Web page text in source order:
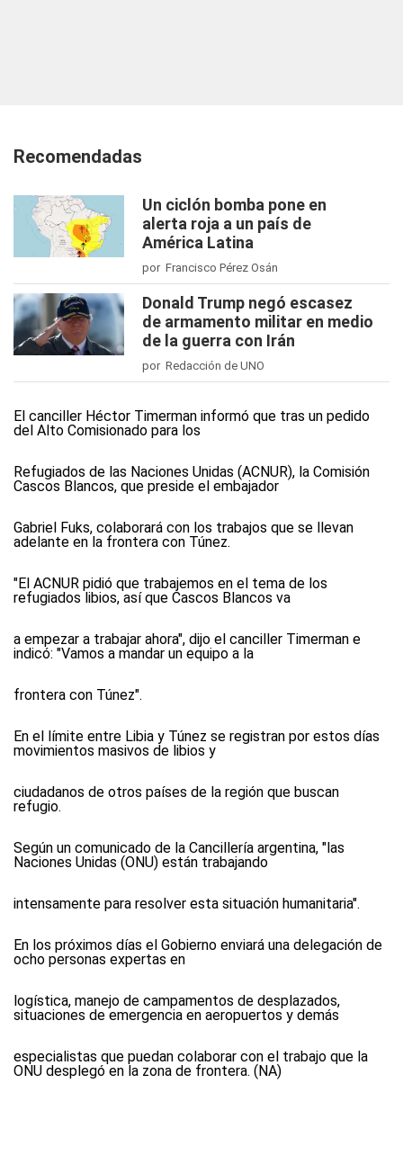
Recomendadas
Un ciclón bomba pone en
alerta roja a un país de
América Latina
por Francisco Pérez Osán
Donald Trump negó escasez
de armamento militar en medio
de la guerra con Irán
por Redacción de UNO
El canciller Héctor Timerman informó que tras un pedido
del Alto Comisionado para los
Refugiados de las Naciones Unidas (ACNUR), la Comisión
Cascos Blancos, que preside el embajador
Gabriel Fuks, colaborará con los trabajos que se llevan
adelante en la frontera con Túnez.
"El ACNUR pidió que trabajemos en el tema de los
refugiados libios, así que Cascos Blancos va
a empezar a trabajar ahora", dijo el canciller Timerman e
indicó: "Vamos a mandar un equipo a la
frontera con Túnez".
En el límite entre Libia y Túnez se registran por estos días
movimientos masivos de libios y
ciudadanos de otros países de la región que buscan
refugio.
Según un comunicado de la Cancillería argentina, "las
Naciones Unidas (ONU) están trabajando
intensamente para resolver esta situación humanitaria".
En los próximos días el Gobierno enviará una delegación de
ocho personas expertas en
logística, manejo de campamentos de desplazados,
situaciones de emergencia en aeropuertos y demás
especialistas que puedan colaborar con el trabajo que la
ONU desplegó en la zona de frontera. (NA)